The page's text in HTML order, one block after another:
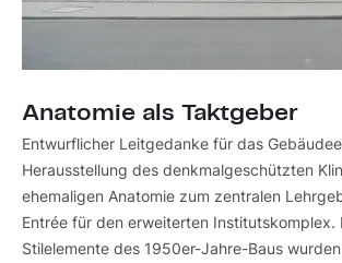
Anatomie als Taktgeber
Entwurflicher Leitgedanke für das
Herausstellung des denkmalgeschützten
ehemaligen Anatomie zum zentralen
Entrée für den erweiterten Institutskomplex.
Stilelemente des 1950er-Jahre-Baus